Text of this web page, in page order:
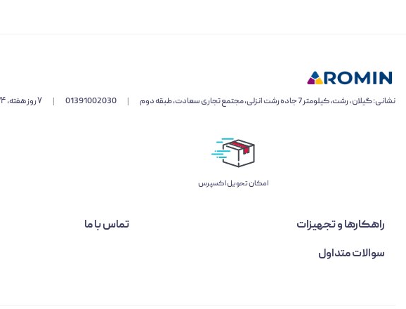
نشانی: گیلان ، رشت، کیلومتر 7 جاده رشت انزلی، مجتمع تجاری سعادت، طبقه دوم |
01391002030
| ۷ روز هفته، ۲۴ ساعته پاسخگوی شما هستیم
اﻣﮑﺎن ﺗﺤﻮﯾﻞ اﮐﺴﭙﺮس
راهکارها و تجهیزات تماس با ما
سوالات متداول